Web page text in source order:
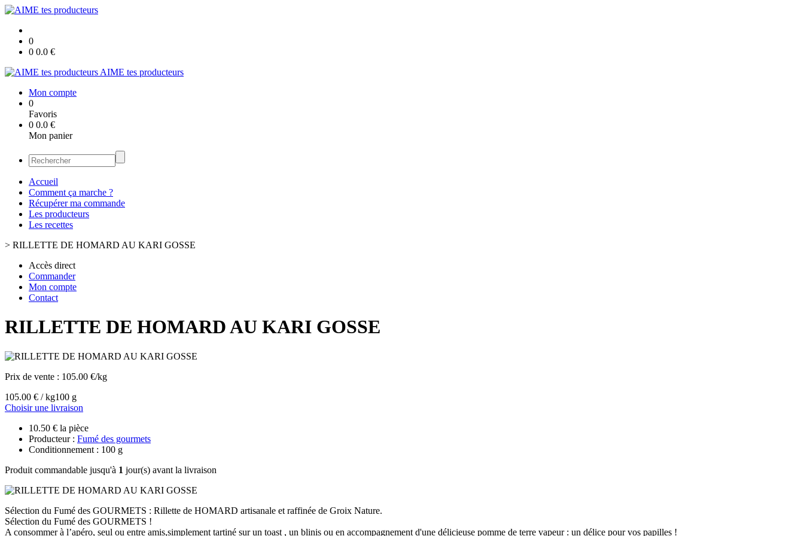
0
0 0.0 €
AIME tes producteurs
Mon compte
0
Favoris
0 0.0 €
Mon panier
Accueil
Comment ça marche ?
Récupérer ma commande
Les producteurs
Les recettes
> RILLETTE DE HOMARD AU KARI GOSSE
Accès direct
Commander
Mon compte
Contact
RILLETTE DE HOMARD AU KARI GOSSE
Prix de vente : 105.00 €/kg
105.00 € / kg100 g
Choisir une livraison
10.50 € la pièce
Producteur : Fumé des gourmets
Conditionnement : 100 g
Produit commandable jusqu'à 1 jour(s) avant la livraison
Sélection du Fumé des GOURMETS : Rillette de HOMARD artisanale et raffinée de Groix Nature.
Sélection du Fumé des GOURMETS !
A consommer à l’apéro, seul ou entre amis,simplement tartiné sur un toast , un blinis ou en accompagnement d'une délicieuse pomme de terre vapeur : un délice pour vos papilles !